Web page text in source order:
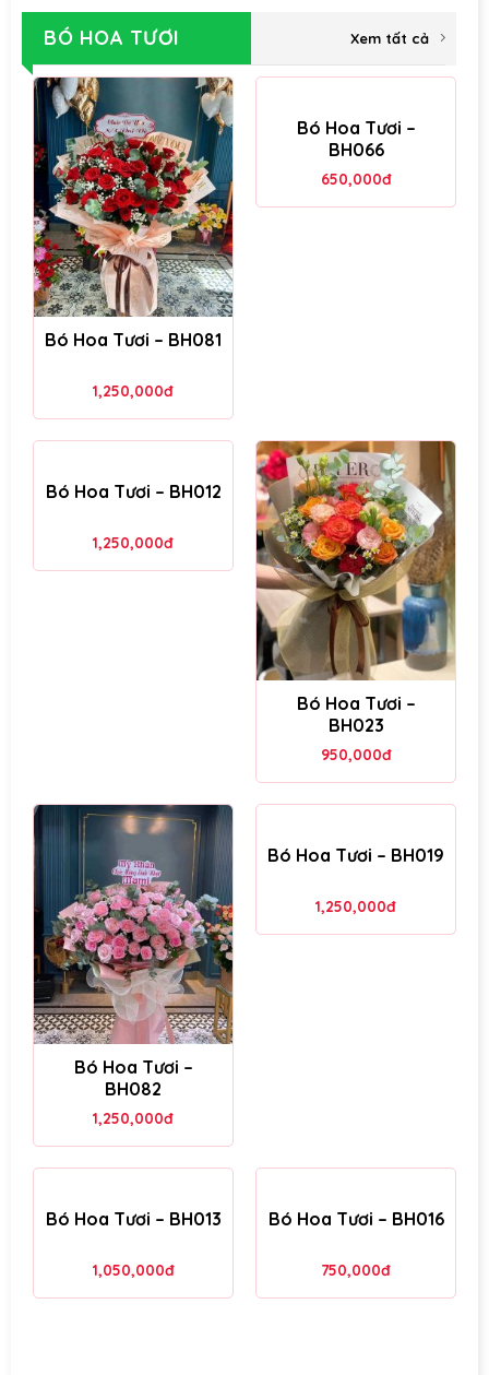
BÓ HOA TƯƠI Xem tất cả
Bó Hoa Tươi – BH081
1,250,000đ
Bó Hoa Tươi –
BH066
650,000đ
Bó Hoa Tươi – BH012
1,250,000đ
Bó Hoa Tươi –
BH023
950,000đ
Bó Hoa Tươi –
BH082
1,250,000đ
Bó Hoa Tươi – BH019
1,250,000đ
Bó Hoa Tươi – BH013
1,050,000đ
Bó Hoa Tươi – BH016
750,000đ